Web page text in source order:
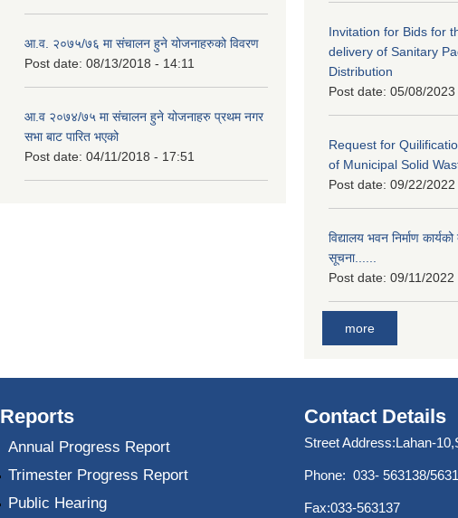
आ.व. २०७५/७६ मा संचालन हुने योजनाहरुको विवरण
Post date: 08/13/2018 - 14:11
आ.व २०७४/७५ मा संचालन हुने योजनाहरु प्रथम नगर
सभा बाट पारित भएको
Post date: 04/11/2018 - 17:51
Invitation for Bids for
delivery of Sanitary
Distribution
Post date: 05/08/2023
Request for
of Municipal Solid
Post date: 09/22/
विद्यालय भवन निर्माण
सूचना......
Post date: 09/11/2022
more
Reports
Annual Progress Report
Trimester Progress Report
Public Hearing
Contact Details
Street Address:Lahan-
Phone: 033- 563138/
Fax:033-563137